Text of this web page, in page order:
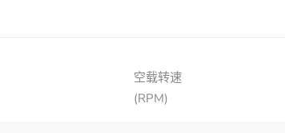
空载转速
(RPM)